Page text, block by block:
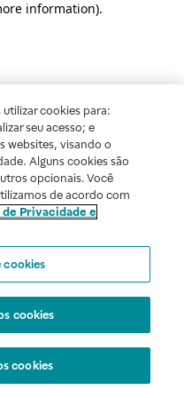
information).
cookies para:
seu acesso; e
websites, visando o
Alguns cookies são
opcionais. Você
de acordo com
Privacidade e
cookies
cookies
cookies